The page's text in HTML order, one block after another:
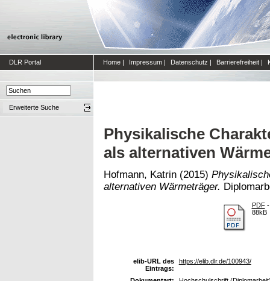
DLR Portal Home | Impressum | Datenschutz | Barrierefreiheit |
Erweiterte Suche
Physikalische
als alternativen
Hofmann, Katrin (2015)
alternativen Wärmeträger.
PDF-
88kB
elib-URL des
Eintrags:
https://elib.dlr.de/100943/